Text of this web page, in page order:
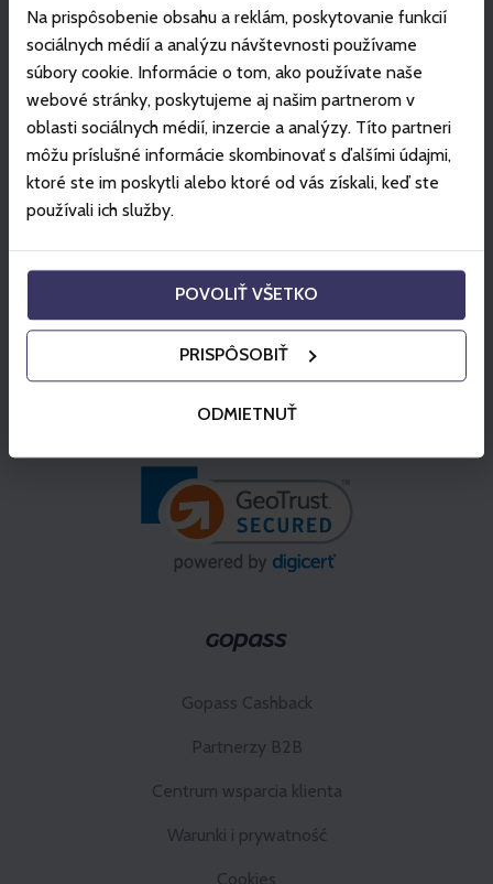
Na prispôsobenie obsahu a reklám, poskytovanie funkcií
sociálnych médií a analýzu návštevnosti používame
súbory cookie. Informácie o tom, ako používate naše
webové stránky, poskytujeme aj našim partnerom v
oblasti sociálnych médií, inzercie a analýzy. Títo partneri
môžu príslušné informácie skombinovať s ďalšími údajmi,
ktoré ste im poskytli alebo ktoré od vás získali, keď ste
používali ich služby.
POVOLIŤ VŠETKO
PRISPÔSOBIŤ
ODMIETNUŤ
Gopass Cashback
Partnerzy B2B
Centrum wsparcia klienta
Warunki i prywatność
Cookies